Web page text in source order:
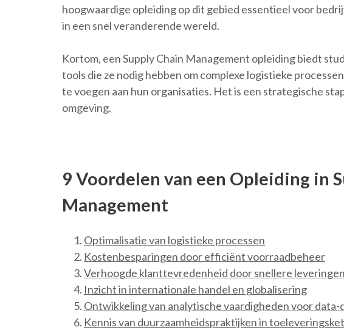
hoogwaardige opleiding op dit gebied essentieel voor
in een snel veranderende wereld.
Kortom, een Supply Chain Management opleiding biedt
tools die ze nodig hebben om complexe logistieke
te voegen aan hun organisaties. Het is een strategische
omgeving.
9 Voordelen van een Opleiding in
Management
Optimalisatie van logistieke processen
Kostenbesparingen door efficiënt voorraadbeheer
Verhoogde klanttevredenheid door snellere leveringen
Inzicht in internationale handel en globalisering
Ontwikkeling van analytische vaardigheden voor
Kennis van duurzaamheidspraktijken in